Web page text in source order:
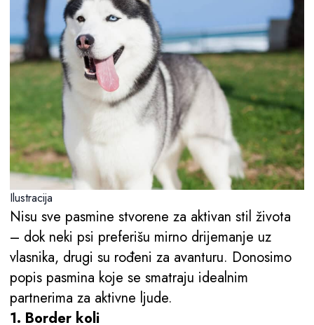
Ilustracija
Nisu sve pasmine stvorene za aktivan stil života
– dok neki psi preferišu mirno drijemanje uz
vlasnika, drugi su rođeni za avanturu. Donosimo
popis pasmina koje se smatraju idealnim
partnerima za aktivne ljude.
1. Border koli